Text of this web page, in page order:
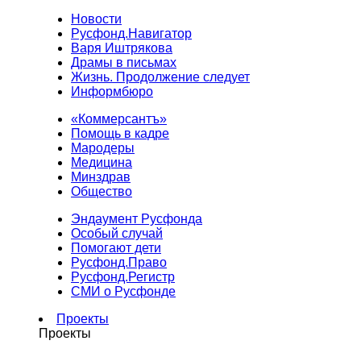
Новости
Русфонд.Навигатор
Варя Иштрякова
Драмы в письмах
Жизнь. Продолжение следует
Информбюро
«Коммерсантъ»
Помощь в кадре
Мародеры
Медицина
Минздрав
Общество
Эндаумент Русфонда
Особый случай
Помогают дети
Русфонд.Право
Русфонд.Регистр
СМИ о Русфонде
Проекты
Проекты